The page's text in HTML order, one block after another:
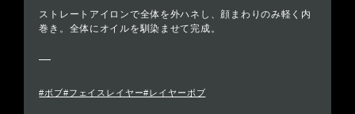
ストレートアイロンで全体を外ハネし、顔まわりのみ軽く内
巻き。全体にオイルを馴染ませて完成。
#ボブ#フェイスレイヤー#レイヤーボブ